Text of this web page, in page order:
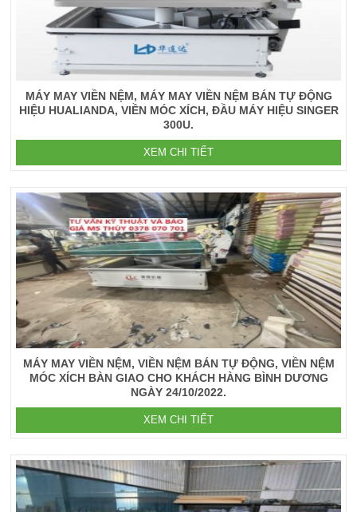
MÁY MAY VIỀN NỆM, MÁY MAY VIỀN NỆM BÁN TỰ ĐỘNG
HIỆU HUALIANDA, VIỀN MÓC XÍCH, ĐẦU MÁY HIỆU SINGER
300U.
XEM CHI TIẾT
MÁY MAY VIỀN NỆM, VIỀN NỆM BÁN TỰ ĐỘNG, VIỀN NỆM
MÓC XÍCH BÀN GIAO CHO KHÁCH HÀNG BÌNH DƯƠNG
NGÀY 24/10/2022.
XEM CHI TIẾT